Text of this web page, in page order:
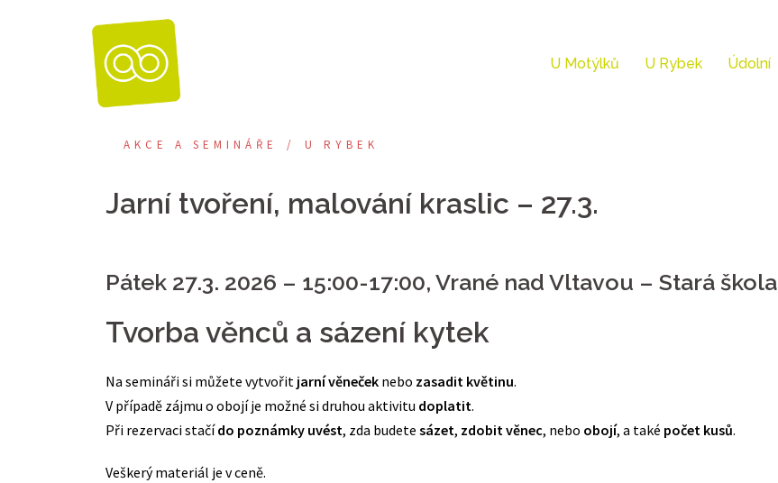
U Motýlků U Rybek Údolní
AKCE A SEMINÁŘE U RYBEK
Jarní tvoření, malování kraslic – 27.3.
Pátek 27.3. 2026 – 15:00-17:00, Vrané nad Vltavou – Stará škola
Tvorba věnců a sázení kytek
Na semináři si můžete vytvořit jarní věneček nebo zasadit květinu.
V případě zájmu o obojí je možné si druhou aktivitu doplatit.
Při rezervaci stačído poznámky uvést, zda budete sázet, zdobit věnec, nebo obojí, a také počet kusů.
Veškerý materiál je v ceně.